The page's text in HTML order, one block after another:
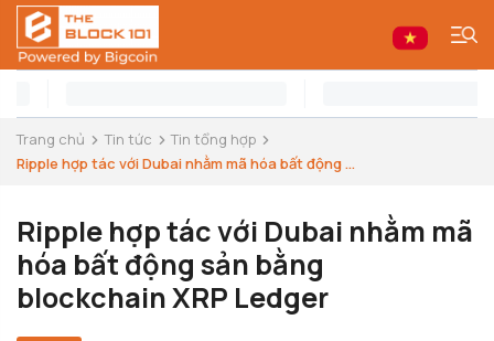
Trang chủ Tin tức
Tin tổng hợp
Ripple hợp tác với Dubai nhằm mã hóa bất động ...
Ripple hợp tác với Dubai nhằm mã
hóa bất động sản bằng
blockchain XRP Ledger